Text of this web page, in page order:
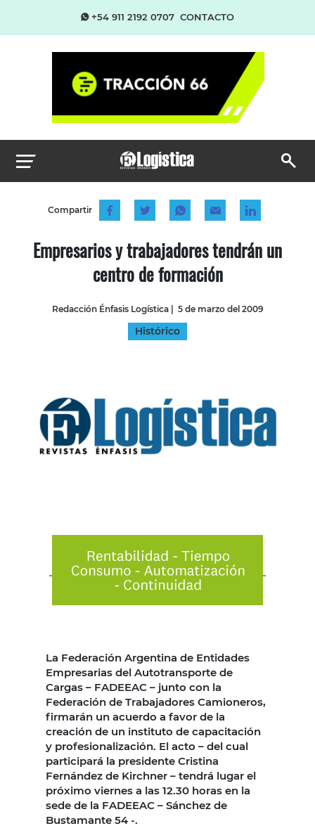
+54 911 2192 0707 CONTACTO
Compartir
Empresarios y trabajadores tendrán un
centro de formación
Redacción Énfasis Logística| 5 de marzo del 2009
Histórico
La Federación Argentina de Entidades
Empresarias del Autotransporte de
Cargas – FADEEAC – junto con la
Federación de Trabajadores Camioneros,
firmarán un acuerdo a favor de la
creación de un instituto de capacitación
y profesionalización. El acto – del cual
participará la presidente Cristina
Fernández de Kirchner – tendrá lugar el
próximo viernes a las 12.30 horas en la
sede de la FADEEAC – Sánchez de
Bustamante 54 -.